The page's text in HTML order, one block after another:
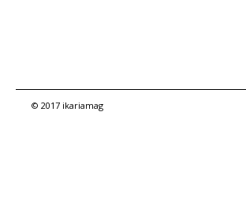
© 2017 ikariamag